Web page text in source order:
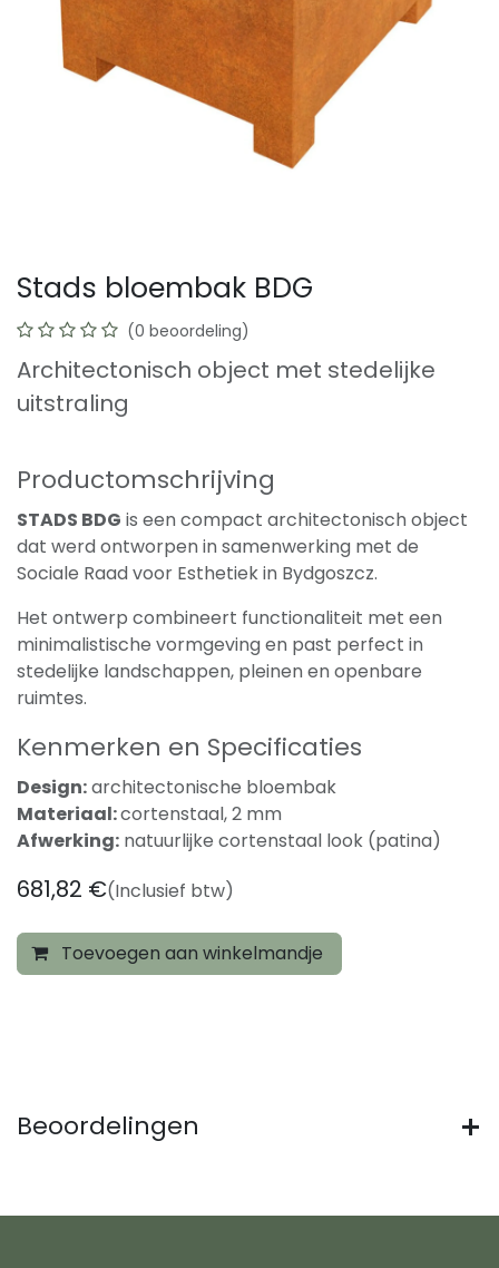
Stads bloembak BDG
(0 beoordeling)
Architectonisch object met stedelijke
uitstraling
Productomschrijving
STADS BDG is een compact architectonisch object
dat werd ontworpen in samenwerking met de
Sociale Raad voor Esthetiek in Bydgoszcz.
Het ontwerp combineert functionaliteit met een
minimalistische vormgeving en past perfect in
stedelijke landschappen, pleinen en openbare
ruimtes.
Kenmerken en Specificaties
Design:architectonische bloembak
Materiaal:cortenstaal, 2 mm
Afwerking: natuurlijke cortenstaal look (patina)
681,82 €(Inclusief btw)
Toevoegen aan winkelmandje
Beoordelingen